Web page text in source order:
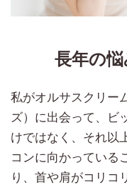
長年の
私がオルサスクリー
ズ）に出会って、ビ
けではなく、それ以
コンに向かっている
り、首や肩がコリコ